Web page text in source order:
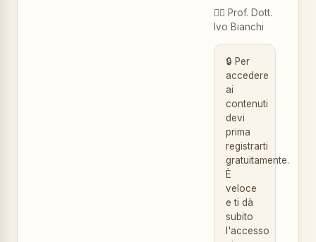
👨‍⚕️ Prof. Dott.
Ivo Bianchi
🔒 Per
accedere
ai
contenuti
devi
prima
registrarti
gratuitamente.
È
veloce
e ti dà
subito
l'accesso